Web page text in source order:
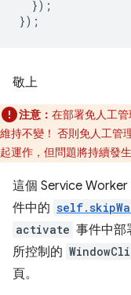
});
});
敬上
注意： 在部署免人工
維持不變！ 否則免人工管
起運作，但問題將持續發生
這個 Service
件中的
activate 事件中部
所控制的
頁。